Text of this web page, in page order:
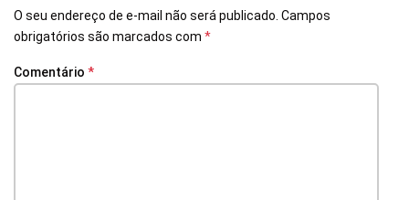
O seu endereço de e-mail não será publicado. Campos
obrigatórios são marcados com *
Comentário *